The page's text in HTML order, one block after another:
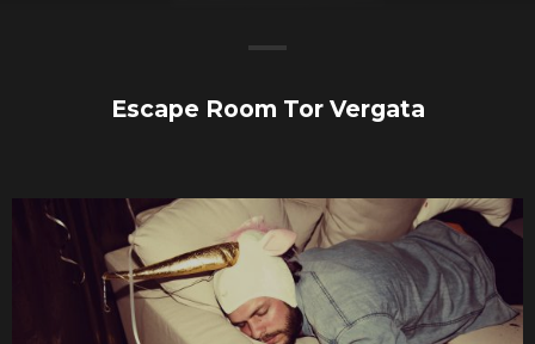
Escape Room Tor Vergata